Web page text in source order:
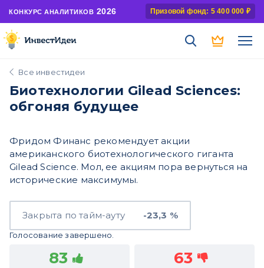
КОНКУРС АНАЛИТИКОВ 2026 Призовой фонд: 5 400 000 ₽
Все инвестидеи
Биотехнологии Gilead Sciences:
обгоняя будущее
Фридом Финанс рекомендует акции
американского биотехнологического гиганта
Gilead Science. Мол, ее акциям пора вернуться на
исторические максимумы.
Закрыта по тайм-ауту -23,3 %
Голосование завершено.
83 63